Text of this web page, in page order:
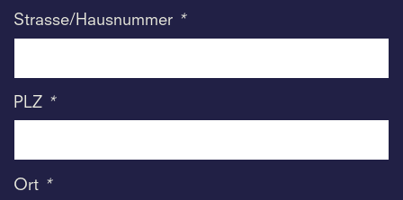
Strasse/Hausnummer *
PLZ *
Ort *